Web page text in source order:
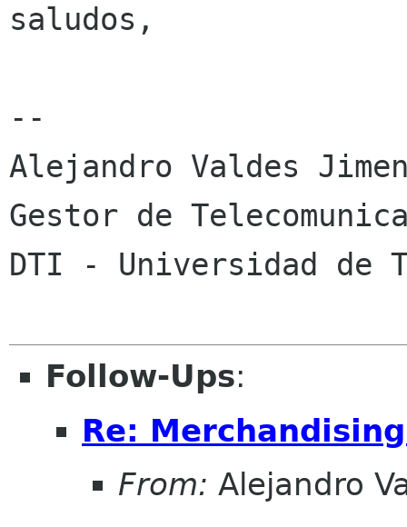
saludos,
--
Alejandro Valdes
Gestor de
DTI - Universidad de
Follow-Ups:
Re:
From: Alejandro